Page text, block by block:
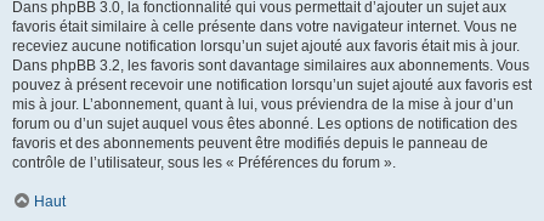
Dans phpBB 3.0, la fonctionnalité qui vous permettait d’ajouter un sujet aux
favoris était similaire à celle présente dans votre navigateur internet. Vous ne
receviez aucune notification lorsqu’un sujet ajouté aux favoris était mis à jour.
Dans phpBB 3.2, les favoris sont davantage similaires aux abonnements. Vous
pouvez à présent recevoir une notification lorsqu’un sujet ajouté aux favoris est
mis à jour. L’abonnement, quant à lui, vous préviendra de la mise à jour d’un
forum ou d’un sujet auquel vous êtes abonné. Les options de notification des
favoris et des abonnements peuvent être modifiés depuis le panneau de
contrôle de l’utilisateur, sous les « Préférences du forum ».
Haut